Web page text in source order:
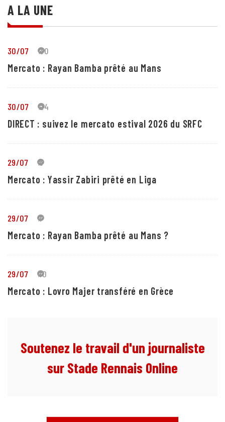
A LA UNE
30/07 30
Mercato : Rayan Bamba prêté au Mans
30/07 24
DIRECT : suivez le mercato estival 2026 du SRFC
29/07 5
Mercato : Yassir Zabiri prêté en Liga
29/07 1
Mercato : Rayan Bamba prêté au Mans ?
29/07 10
Mercato : Lovro Majer transféré en Grèce
Soutenez le travail d'un journaliste
sur Stade Rennais Online